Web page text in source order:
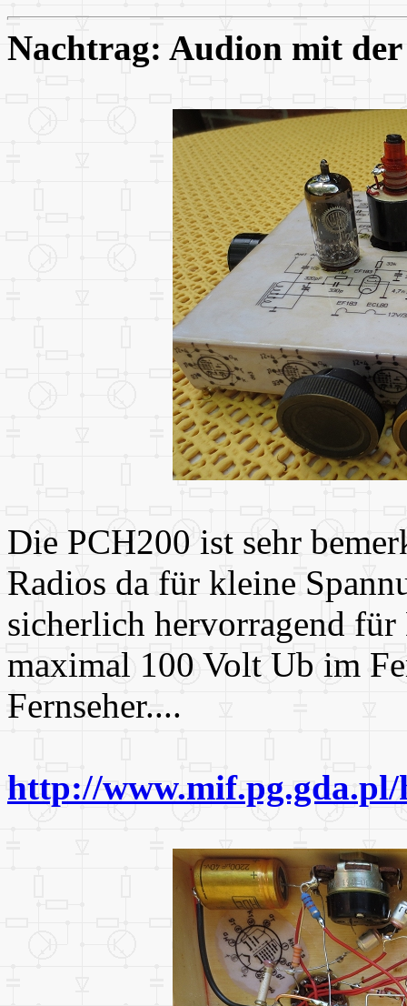
Nachtrag: Audion mit
Die PCH200 ist sehr
Radios da für kleine
sicherlich hervorragend
maximal 100 Volt Ub im
Fernseher....
http://www.mif.pg.gda.pl/